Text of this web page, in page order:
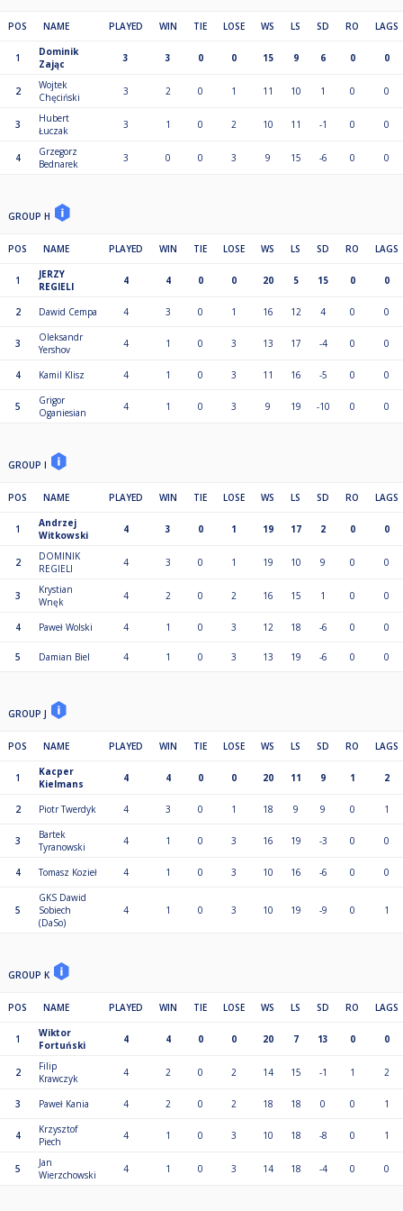
POS NAME PLAYED WIN TIE LOSE WS LS SD RO LAGS
1
Dominik
Zając
3 3 0 0 15 9 6 0 0
2
Wojtek
Chęciński
3 2 0 1 11 10 1 0 0
3
Hubert
Łuczak
3 1 0 2 10 11 -1 0 0
4
Grzegorz
Bednarek
3 0 0 3 9 15 -6 0 0
GROUP H
POS NAME PLAYED WIN TIE LOSE WS LS SD RO LAGS
1
JERZY
REGIELI
4 4 0 0 20 5 15 0 0
2 Dawid Cempa 4 3 0 1 16 12 4 0 0
3
Oleksandr
Yershov
4 1 0 3 13 17 -4 0 0
4 Kamil Klisz 4 1 0 3 11 16 -5 0 0
5
Grigor
Oganiesian
4 1 0 3 9 19 -10 0 0
GROUP I
POS NAME PLAYED WIN TIE LOSE WS LS SD RO LAGS
1
Andrzej
Witkowski
4 3 0 1 19 17 2 0 0
2
DOMINIK
REGIELI
4 3 0 1 19 10 9 0 0
3
Krystian
Wnęk
4 2 0 2 16 15 1 0 0
4 Paweł Wolski 4 1 0 3 12 18 -6 0 0
5 Damian Biel 4 1 0 3 13 19 -6 0 0
GROUP J
POS NAME PLAYED WIN TIE LOSE WS LS SD RO LAGS
1
Kacper
Kielmans
4 4 0 0 20 11 9 1 2
2 Piotr Twerdyk 4 3 0 1 18 9 9 0 1
3
Bartek
Tyranowski
4 1 0 3 16 19 -3 0 0
4 Tomasz Kozieł 4 1 0 3 10 16 -6 0 0
5
GKS Dawid
Sobiech
(DaSo)
4 1 0 3 10 19 -9 0 1
GROUP K
POS NAME PLAYED WIN TIE LOSE WS LS SD RO LAGS
1
Wiktor
Fortuński
4 4 0 0 20 7 13 0 0
2
Filip
Krawczyk
4 2 0 2 14 15 -1 1 2
3 Paweł Kania 4 2 0 2 18 18 0 0 1
4
Krzysztof
Piech
4 1 0 3 10 18 -8 0 1
5
Jan
Wierzchowski
4 1 0 3 14 18 -4 0 0